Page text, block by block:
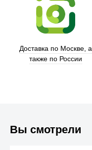
Доставка по Москве, а
также по России
Вы смотрели